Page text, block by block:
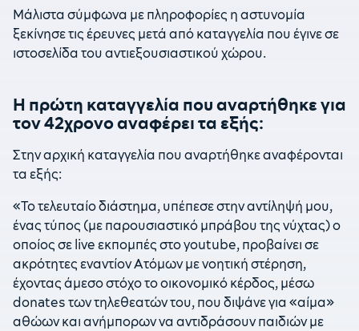
Μάλιστα σύμφωνα με πληροφορίες η αστυνομία
ξεκίνησε τις έρευνες μετά από καταγγελία που έγινε σε
ιστοσελίδα του αντιεξουσιαστικού χώρου.
Η πρώτη καταγγελία που αναρτήθηκε για
τον 42χρονο αναφέρει τα εξής:
Στην αρχική καταγγελία που αναρτήθηκε αναφέρονται
τα εξής:
«Το τελευταίο διάστημα, υπέπεσε στην αντίληψή μου,
ένας τύπος (με παρουσιαστικό μπράβου της νύχτας) ο
οποίος σε live εκπομπές στο youtube, προβαίνει σε
ακρότητες εναντίον Ατόμων με νοητική στέρηση,
έχοντας άμεσο στόχο το οικονομικό κέρδος, μέσω
donates των τηλεθεατών του, που διψάνε για «αίμα»
αθώων και ανήμπορων να αντιδράσουν παιδιών με